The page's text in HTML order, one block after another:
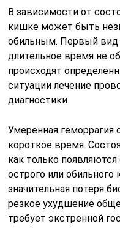
В зависимости от
кишке может быть
обильным. Первый вид
длительное время не
происходят
ситуации лечение
диагностики.
Умеренная геморрагия
короткое время.
как только
острого или обильного
значительная потеря
резкое ухудшение
требует экстренной